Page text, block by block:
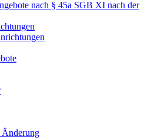
nach § 45a SGB XI nach der
Änderung